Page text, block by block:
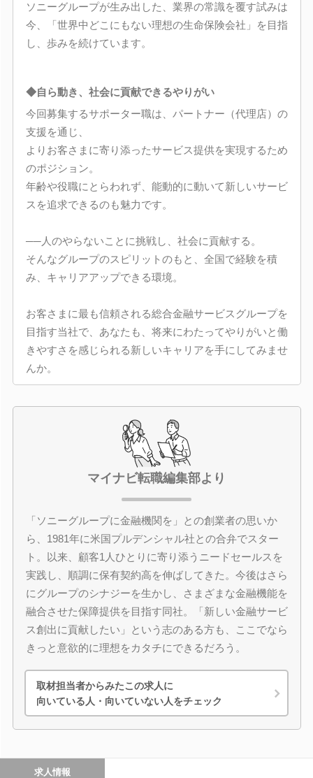
ソニーグループが生み出した、業界の常識を覆す試みは
今、「世界中どこにもない理想の生命保険会社」を目指
し、歩みを続けています。
◆自ら動き、社会に貢献できるやりがい
今回募集するサポーター職は、パートナー（代理店）の
支援を通じ、
よりお客さまに寄り添ったサービス提供を実現するため
のポジション。
年齢や役職にとらわれず、能動的に動いて新しいサービ
スを追求できるのも魅力です。
──人のやらないことに挑戦し、社会に貢献する。
そんなグループのスピリットのもと、全国で経験を積
み、キャリアアップできる環境。
お客さまに最も信頼される総合金融サービスグループを
目指す当社で、あなたも、将来にわたってやりがいと働
きやすさを感じられる新しいキャリアを手にしてみませ
んか。
マイナビ転職編集部より
「ソニーグループに金融機関を」との創業者の思いか
ら、1981年に米国プルデンシャル社との合弁でスター
ト。以来、顧客1人ひとりに寄り添うニードセールスを
実践し、順調に保有契約高を伸ばしてきた。今後はさら
にグループのシナジーを生かし、さまざまな金融機能を
融合させた保障提供を目指す同社。「新しい金融サービ
ス創出に貢献したい」という志のある方も、ここでなら
きっと意欲的に理想をカタチにできるだろう。
取材担当者からみたこの求人に
向いている人・向いていない人をチェック
求人情報